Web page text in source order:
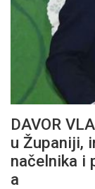
DAVOR
u Županiji,
načelnika i
a